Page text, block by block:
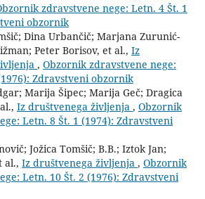
zdravstvene nege: Letn. 4 Št. 1
obzornik
Dina Urbančič; Marjana Zurunić-
Peter Borisov, et al., Iz
, Obzornik zdravstvene nege:
Zdravstveni obzornik
Marija Šipec; Marija Geč; Dragica
Iz društvenega življenja , Obzornik
Letn. 8 Št. 1 (1974): Zdravstveni
Jožica Tomšič; B.B.; Iztok Jan;
al., Iz društvenega življenja , Obzornik
Letn. 10 Št. 2 (1976): Zdravstveni